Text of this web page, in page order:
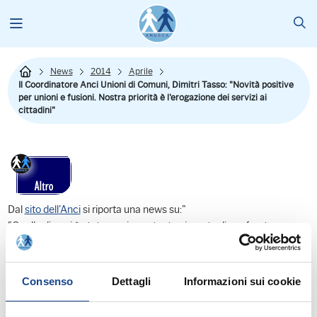
Consenso Dettagli Informazioni sui cookie
News 2014
Aprile
Il Coordinatore Anci Unioni di Comuni, Dimitri Tasso: "Novità positive
per unioni e fusioni. Nostra priorità è l'erogazione dei servizi ai
cittadini"
Dalsito dell'Ancisi riporta una news su:"
"Quella di oggi è stata una importante giornata di confronto e
analisi sulla Legge Delrio con particolare riferimento all'esercizio
Un'assise nata con l'obiettivo di informare il territorio piemontese
sullo stato dell'arte e sulle novità future di una norma che così